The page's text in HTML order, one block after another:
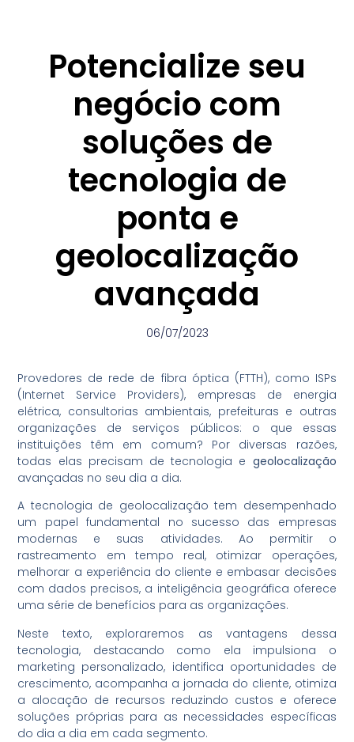
Potencialize seu
negócio com
soluções de
tecnologia de
ponta e
geolocalização
avançada
06/07/2023
Provedores de rede de fibra óptica (FTTH), como ISPs
(Internet Service Providers), empresas de energia
elétrica, consultorias ambientais, prefeituras e outras
organizações de serviços públicos: o que essas
instituições têm em comum? Por diversas razões,
todas elas precisam de tecnologia e geolocalização
avançadas no seu dia a dia.
A tecnologia de geolocalização tem desempenhado
um papel fundamental no sucesso das empresas
modernas e suas atividades. Ao permitir o
rastreamento em tempo real, otimizar operações,
melhorar a experiência do cliente e embasar decisões
com dados precisos, a inteligência geográfica oferece
uma série de benefícios para as organizações.
Neste texto, exploraremos as vantagens dessa
tecnologia, destacando como ela impulsiona o
marketing personalizado, identifica oportunidades de
crescimento, acompanha a jornada do cliente, otimiza
a alocação de recursos reduzindo custos e oferece
soluções próprias para as necessidades específicas
do dia a dia em cada segmento.